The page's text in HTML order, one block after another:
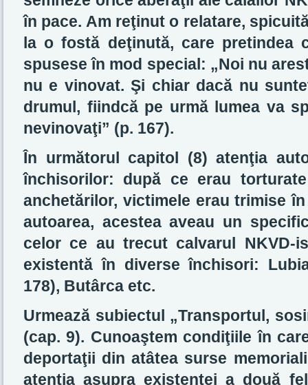
în pace. Am reţinut o relatare,
la o fostă deţinută, care pretindea
spusese în mod special: „Noi nu
nu e vinovat. Şi chiar dacă nu
drumul, fiindcă pe urmă lumea va
nevinovaţi” (p. 167).
În următorul capitol (8) atenţia
închisorilor: după ce erau
anchetărilor, victimele erau trimise
autoarea, acestea aveau un
celor ce au trecut calvarul NKVD-
existentă în diverse închisori:
178), Butârca etc.
Urmează subiectul „Transportul,
(cap. 9). Cunoaştem condiţiile în
deportaţii din atâtea surse
atenţia asupra existenţei a două